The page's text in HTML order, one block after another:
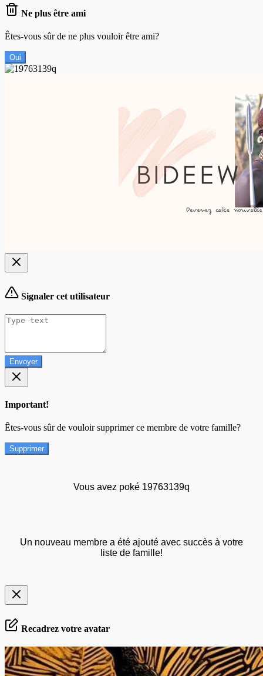
Ne plus être ami
Êtes-vous sûr de ne plus vouloir être ami?
Oui
Signaler cet utilisateur
Envoyer
Important!
Êtes-vous sûr de vouloir supprimer ce membre de votre famille?
Supprimer
Vous avez poké 19763139q
Un nouveau membre a été ajouté avec succès à votre
liste de famille!
Recadrez votre avatar